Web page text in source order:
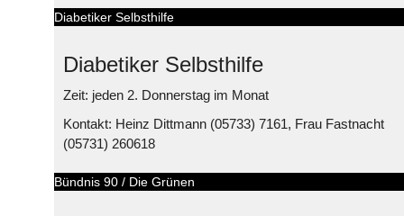
Diabetiker Selbsthilfe
Diabetiker Selbsthilfe
Zeit: jeden 2. Donnerstag im Monat
Kontakt: Heinz Dittmann (05733) 7161, Frau Fastnacht
(05731) 260618
Bündnis 90 / Die Grünen